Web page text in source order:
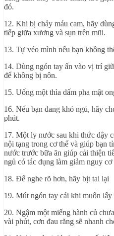
đó.
12. Khi bị chảy máu cam, hãy
tiếp giữa xương và sụn trên mũi.
13. Tự véo mình nếu bạn không
14. Dùng ngón tay ấn vào vị trí
để không bị nôn.
15. Uống một thìa dấm pha mật
16. Nếu bạn đang khó ngủ, hãy
phút.
17. Một ly nước sau khi thức dậy
nội tạng trong cơ thể và giúp bạn
nước trước bữa ăn giúp cải thiện
ngủ có tác dụng làm giảm nguy cơ
18. Để nghe rõ hơn, hãy bịt tai lại
19. Mút ngón tay cái khi muốn
20. Ngậm một miếng hành củ
vài phút, cơn đau răng sẽ nhanh